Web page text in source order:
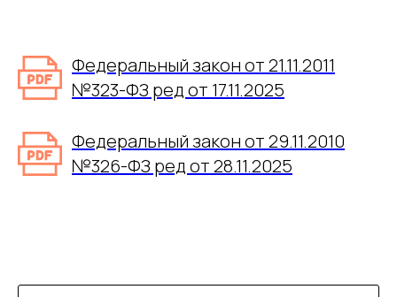
Федеральный закон от 21.11.2011
№323-ФЗ ред от 17.11.2025
Федеральный закон от 29.11.2010
№326-ФЗ ред от 28.11.2025